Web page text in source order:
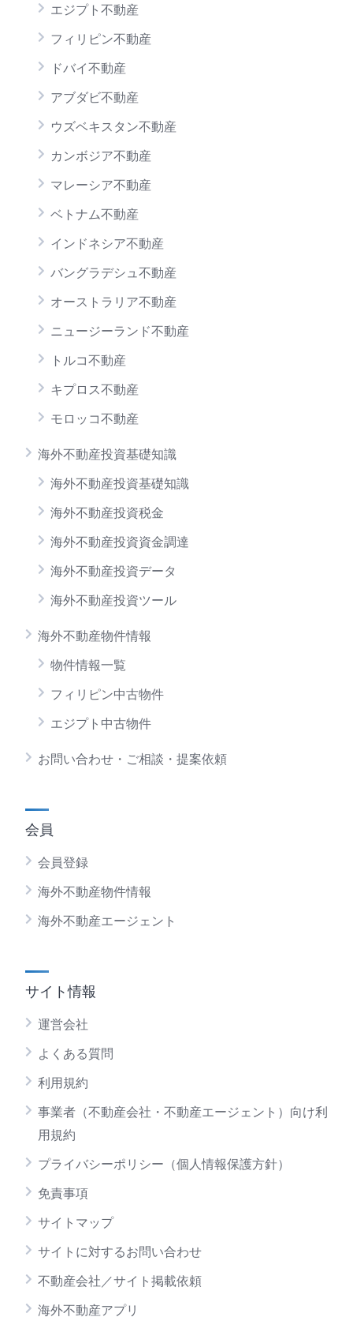
エジプト不動産
フィリピン不動産
ドバイ不動産
アブダビ不動産
ウズベキスタン不動産
カンボジア不動産
マレーシア不動産
ベトナム不動産
インドネシア不動産
バングラデシュ不動産
オーストラリア不動産
ニュージーランド不動産
トルコ不動産
キプロス不動産
モロッコ不動産
海外不動産投資基礎知識
海外不動産投資基礎知識
海外不動産投資税金
海外不動産投資資金調達
海外不動産投資データ
海外不動産投資ツール
海外不動産物件情報
物件情報一覧
フィリピン中古物件
エジプト中古物件
お問い合わせ・ご相談・提案依頼
会員
会員登録
海外不動産物件情報
海外不動産エージェント
サイト情報
運営会社
よくある質問
利用規約
事業者（不動産会社・不動産エージェント）向け利
用規約
プライバシーポリシー（個人情報保護方針）
免責事項
サイトマップ
サイトに対するお問い合わせ
不動産会社／サイト掲載依頼
海外不動産アプリ